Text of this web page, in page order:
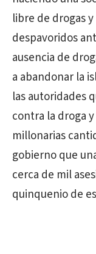
libre de drogas
despavoridos
ausencia de
a abandonar la
las autoridades
contra la droga
millonarias
gobierno que
cerca de mil
quinquenio de